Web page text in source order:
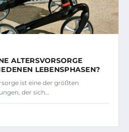
ALTERSVORSORGE
LEBENSPHASEN?
ist eine der größten
der sich…